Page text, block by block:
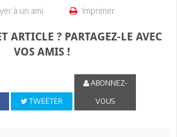
à un ami Imprimer
ARTICLE ? PARTAGEZ-LE AVEC
VOS AMIS !
TWEETER
ABONNEZ-
VOUS